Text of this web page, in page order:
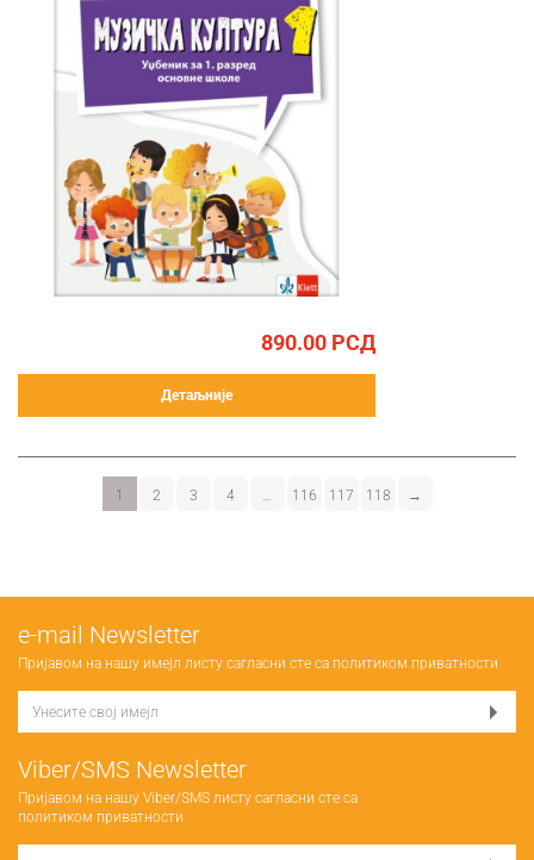
890.00 РСД
Детаљније
1 2 3 4 116 117 118 →
е-mail Newsletter
Пријавом на нашу имејл листу сагласни сте са политиком приватности
Viber/SMS Newsletter
Пријавом на нашу Viber/SMS листу сагласни сте са
политиком приватности